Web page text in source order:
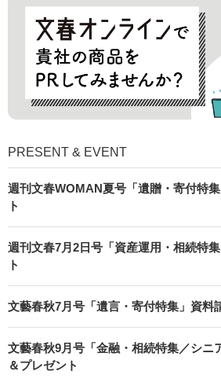
PRESENT & EVENT
週刊文春WOMAN夏号「遺贈・寄付特
ト
週刊文春7月2日号「資産運用・相続特
ト
文藝春秋7月号「遺言・寄付特集」資料
文藝春秋9月号「金融・相続特集／シニ
＆プレゼント